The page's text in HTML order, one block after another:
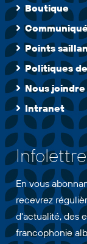
Boutique
Points
Politiques
Nous joindre
Intranet
Infolettre
En vous
recevrez
d'actualité, des
francophonie